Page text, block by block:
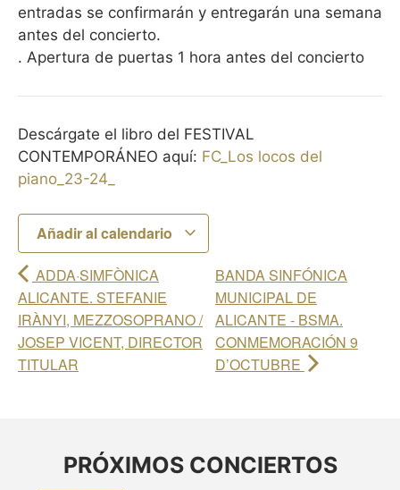
entradas se confirmarán y entregarán una semana
antes del concierto.
. Apertura de puertas 1 hora antes del concierto
Descárgate el libro del FESTIVAL
CONTEMPORÁNEO aquí: FC_Los locos del
piano_23-24_
Añadir al calendario
ADDA·SIMFÒNICA
ALICANTE. STEFANIE
IRÀNYI, MEZZOSOPRANO /
JOSEP VICENT, DIRECTOR
TITULAR
BANDA SINFÓNICA
MUNICIPAL DE
ALICANTE - BSMA.
CONMEMORACIÓN 9
D’OCTUBRE
PRÓXIMOS CONCIERTOS